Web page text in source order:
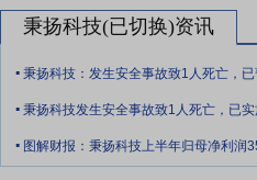
中汇集而出，此时需要将压裂支撑
道，使得油气产物能顺畅通过。
要点4：油气开采
国家宏观层面政
裂支撑剂的大量使用上。另外，国
要点5：核心竞争力
（一）产品质
秉扬科技(已切换)资讯
. 秉扬科技：发生安全事故致1人死亡，
. 秉扬科技发生安全事故致1人死亡，已
. 图解财报：秉扬科技上半年归母净利润